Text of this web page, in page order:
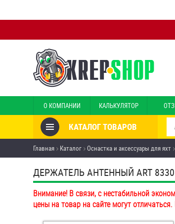
О КОМПАНИИ КАЛЬКУЛЯТОР
КАТАЛОГ ТОВАРОВ
Товары со скидкой
Анкеры
Антивандальный крепёж,
инструмент
Болты и винты
Главная Каталог Оснастка и аксессуары для яхт
ДЕРЖАТЕЛЬ АНТЕННЫЙ ART 8330
Внимание! В связи, с нестабильной
цены на товар на сайте могут